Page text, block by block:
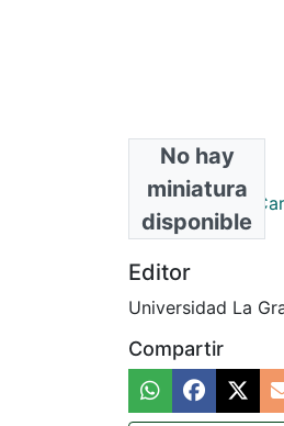
No hay
miniatura
disponible
Autores
Alonso Padilla,
Editor
Universidad La
Compartir